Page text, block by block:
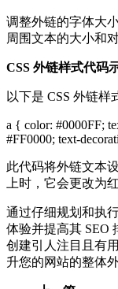
调整外链的字体大
周围文本的大小和
CSS 外链样式代码
以下是 CSS 外链样
a { color: #0000FF;
#FF0000; text-
此代码将外链文本
上时，它会更改为
通过仔细规划和执
体验并提高其 SEO
创建引人注目且有
升您的网站的整体